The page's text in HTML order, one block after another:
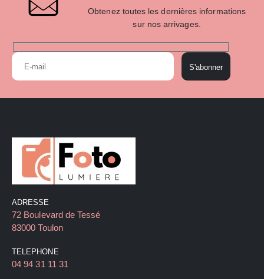
Obtenez toutes les dernières informations
sur nos arrivages.
S'abonner
ADRESSE
72 Boulevard de Tessé
83000 Toulon
TELEPHONE
04 94 31 11 31